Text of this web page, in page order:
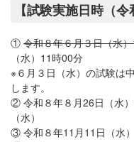
【試験実施日時（令
① 令和８年６月３日（水
（水）11時00分
※６月３日（水）の試験は
します。
② 令和８年８月26日（水
（水）
③ 令和８年11月11日（水